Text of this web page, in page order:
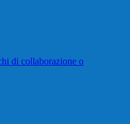
di collaborazione o